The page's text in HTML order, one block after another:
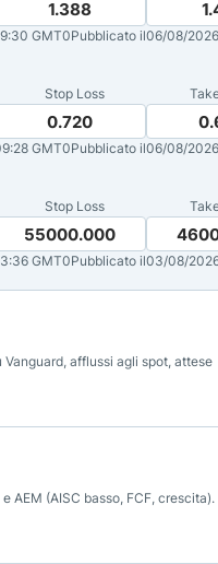
1.388
GMT0Pubblicato il06/08/
Stop Loss
0.720
GMT0Pubblicato il06/08/
Stop Loss
55000.000
GMT0Pubblicato il03/08/
afflussi agli spot, attese
AEM (AISC basso, FCF, crescita).